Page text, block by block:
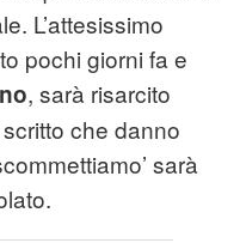
L’attesissimo
pochi giorni fa e
, sarà risarcito
che danno
sarà